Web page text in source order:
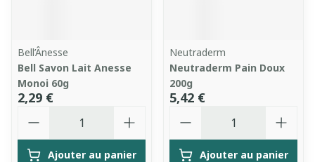
Bell’Ânesse
Bell Savon Lait Anesse
Monoi 60g
2,29 €
Ajouter au panier
Neutraderm
Neutraderm Pain Doux
200g
5,42 €
Ajouter au panier